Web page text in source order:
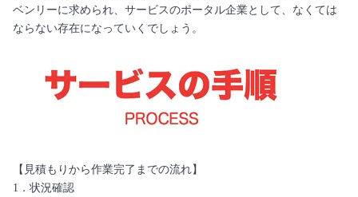
ベンリーに求められ、サービスのポータル企業として、なくては
ならない存在になっていくでしょう。
【見積もりから作業完了までの流れ】
1．状況確認